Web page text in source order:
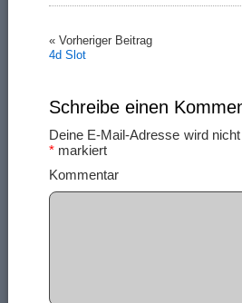
« Vorheriger Beitrag
4d Slot
Schreibe einen
Deine E-Mail-Adresse wird
* markiert